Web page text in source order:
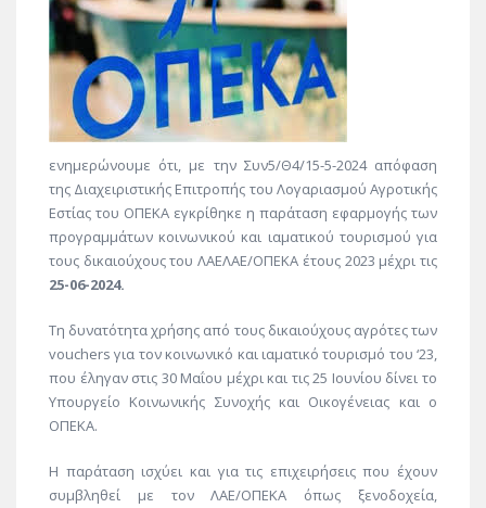
ενημερώνουμε ότι, με την Συν5/Θ4/15-5-2024 απόφαση
της Διαχειριστικής Επιτροπής του Λογαριασμού Αγροτικής
Εστίας του ΟΠΕΚΑ εγκρίθηκε η παράταση εφαρμογής των
προγραμμάτων κοινωνικού και ιαματικού τουρισμού για
τους δικαιούχους του ΛΑΕΛΑΕ/ΟΠΕΚΑ έτους 2023 μέχρι τις
25-06-2024.
Τη δυνατότητα χρήσης από τους δικαιούχους αγρότες των
vouchers για τον κοινωνικό και ιαματικό τουρισμό του ‘23,
που έληγαν στις 30 Μαΐου μέχρι και τις 25 Ιουνίου δίνει το
Υπουργείο Κοινωνικής Συνοχής και Οικογένειας και ο
ΟΠΕΚΑ.
Η παράταση ισχύει και για τις επιχειρήσεις που έχουν
συμβληθεί με τον ΛΑΕ/ΟΠΕΚΑ όπως ξενοδοχεία,